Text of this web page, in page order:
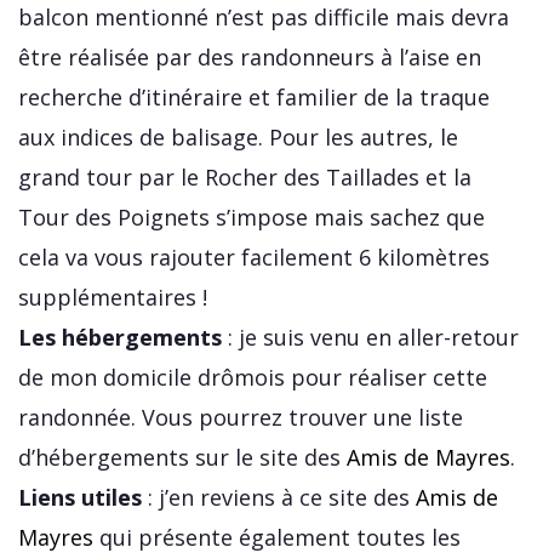
balcon mentionné n’est pas difficile mais devra
être réalisée par des randonneurs à l’aise en
recherche d’itinéraire et familier de la traque
aux indices de balisage. Pour les autres, le
grand tour par le Rocher des Taillades et la
Tour des Poignets s’impose mais sachez que
cela va vous rajouter facilement 6 kilomètres
supplémentaires !
Les hébergements : je suis venu en aller-retour
de mon domicile drômois pour réaliser cette
randonnée. Vous pourrez trouver une liste
d’hébergements sur le site des Amis de Mayres.
Liens utiles : j’en reviens à ce site des Amis de
Mayres qui présente également toutes les